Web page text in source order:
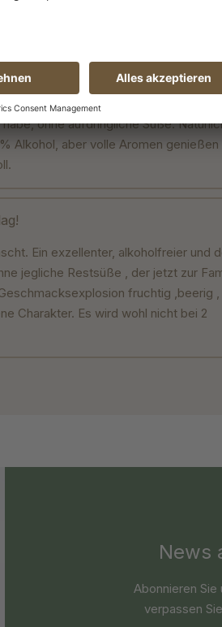
Die Produkte aus der
schmeckt man auch.
ohne aufdringliche Süße.
Alkohol, aber volle Aromen genießen
Ein exzellenter, alkoholfreier und
jegliche Restsüße , der jetzt zur
fruchtig ,beerig ,
Charakter. Es wird wohl nicht bei 2
News
Abonnieren
verpassen